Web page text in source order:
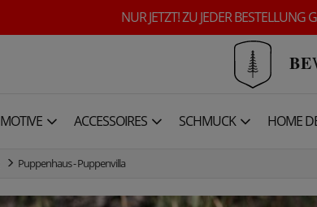
NUR JETZT! ZU JEDER BESTELLUNG
BE
MOTIVE ACCESSOIRES SCHMUCK HOME
Puppenhaus - Puppenvilla